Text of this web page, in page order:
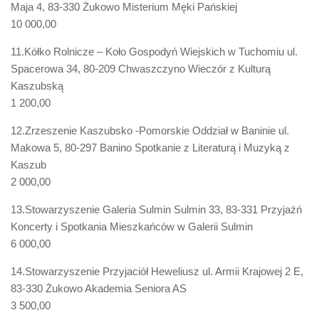
Maja 4, 83-330 Żukowo Misterium Męki Pańskiej
10 000,00
11.Kółko Rolnicze – Koło Gospodyń Wiejskich w Tuchomiu ul.
Spacerowa 34, 80-209 Chwaszczyno Wieczór z Kulturą
Kaszubską
1 200,00
12.Zrzeszenie Kaszubsko -Pomorskie Oddział w Baninie ul.
Makowa 5, 80-297 Banino Spotkanie z Literaturą i Muzyką z
Kaszub
2 000,00
13.Stowarzyszenie Galeria Sulmin Sulmin 33, 83-331 Przyjaźń
Koncerty i Spotkania Mieszkańców w Galerii Sulmin
6 000,00
14.Stowarzyszenie Przyjaciół Heweliusz ul. Armii Krajowej 2 E,
83-330 Żukowo Akademia Seniora AS
3 500,00